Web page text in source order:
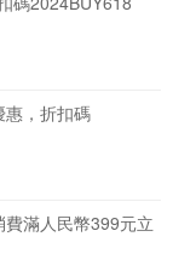
，折扣碼
滿人民幣399元立